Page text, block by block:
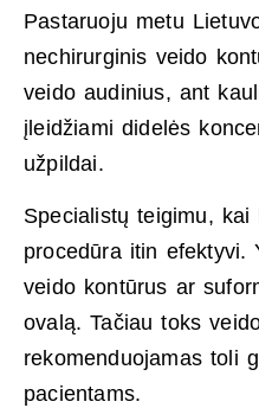
Pastaruoju metu
nechirurginis veido
veido audinius, ant
įleidžiami didelės
užpildai.
Specialistų teigimu,
procedūra itin efektyvi.
veido kontūrus ar
ovalą. Tačiau toks
rekomenduojamas toli
pacientams.